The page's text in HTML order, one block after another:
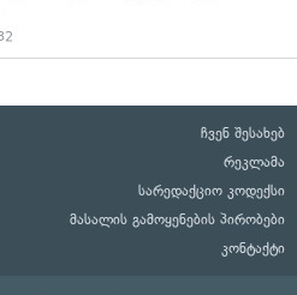
ჩვენ შესახებ
რეკლამა
სარედაქციო კოდექსი
მასალის გამოყენების პირობები
კონტაქტი